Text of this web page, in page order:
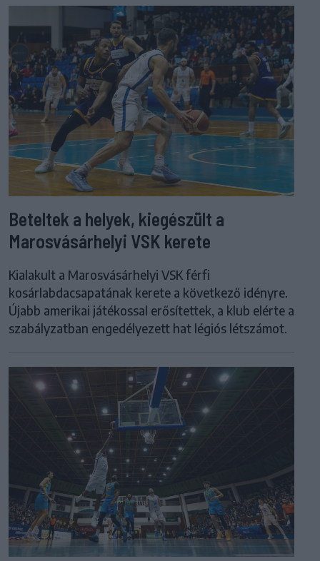
Beteltek a helyek, kiegészült a
Marosvásárhelyi VSK kerete
Kialakult a Marosvásárhelyi VSK férfi
kosárlabdacsapatának kerete a következő idényre.
Újabb amerikai játékossal erősítettek, a klub elérte a
szabályzatban engedélyezett hat légiós létszámot.